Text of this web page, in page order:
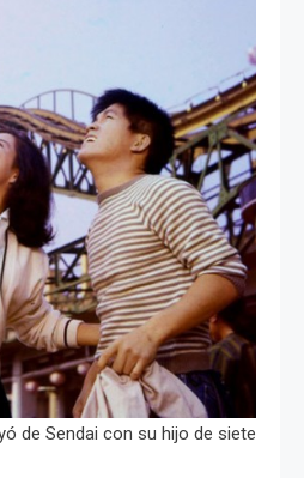
de Sendai con su hijo de siete